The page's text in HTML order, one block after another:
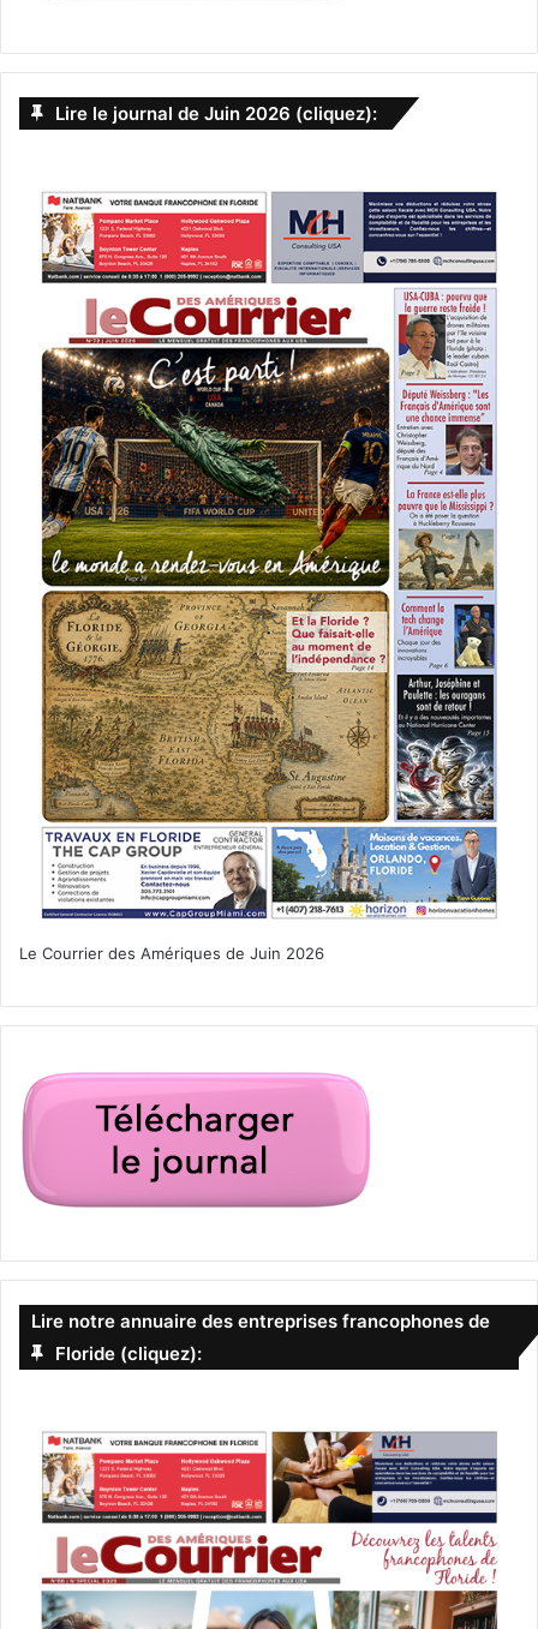
Lire le journal de Juin 2026 (cliquez):
Le Courrier des Amériques de Juin 2026
Lire notre annuaire des entreprises francophones de
Floride (cliquez):